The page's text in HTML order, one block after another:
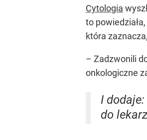
Cytologia
to
która
– Zadzwonili
onkologiczne
I
do